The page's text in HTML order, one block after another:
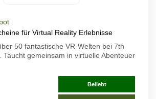
für Virtual Reality Erlebnisse
50 fantastische VR-Welten bei 7th
Taucht gemeinsam in virtuelle Abenteuer
Beliebt